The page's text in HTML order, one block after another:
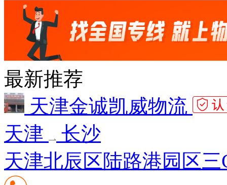
最新推荐
天津金诚凯威物流
天津
长沙
天津北辰区陆路港园区